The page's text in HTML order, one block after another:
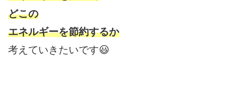
どこの
エネルギーを節約するか
考えていきたいです😃